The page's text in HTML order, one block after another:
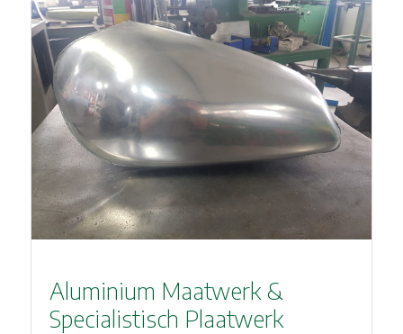
Aluminium Maatwerk &
Specialistisch Plaatwerk